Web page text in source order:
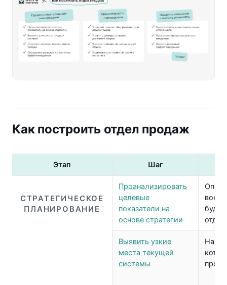
Как построить отдел продаж
Этап Шаг
СТРАТЕГИЧЕСКОЕ
ПЛАНИРОВАНИЕ
Проанализировать
целевые
показатели на
основе стратегии
Выявить узкие
места текущей
системы